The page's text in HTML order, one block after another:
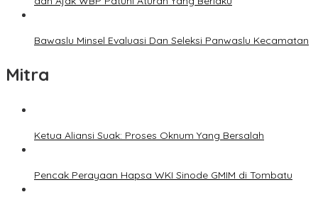
Bawaslu Minsel Evaluasi Dan Seleksi Panwaslu Kecamatan
Mitra
Ketua Aliansi Suak: Proses Oknum Yang Bersalah
Pencak Perayaan Hapsa WKI Sinode GMIM di Tombatu